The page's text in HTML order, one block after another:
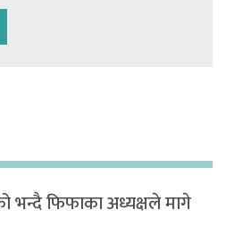
भन्दै फिफाका अध्यक्षले मागे